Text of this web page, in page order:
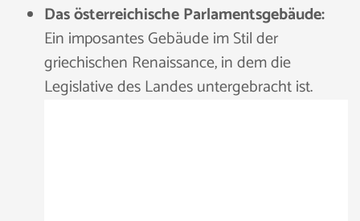
Das österreichische Parlamentsgebäude:
Ein imposantes Gebäude im Stil der
griechischen Renaissance, in dem die
Legislative des Landes untergebracht ist.